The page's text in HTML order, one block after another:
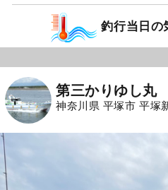
釣行当日の
第三かりゆし丸
神奈川県 平塚市 平塚